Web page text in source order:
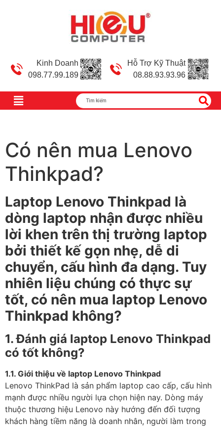
Kinh Doanh
098.77.99.189
Hỗ Trợ Kỹ Thuật
08.88.93.93.96
Có nên mua Lenovo
Thinkpad?
Laptop Lenovo Thinkpad là
dòng laptop nhận được nhiều
lời khen trên thị trường laptop
bởi thiết kế gọn nhẹ, dễ di
chuyển, cấu hình đa dạng. Tuy
nhiên liệu chúng có thực sự
tốt, có nên mua laptop Lenovo
Thinkpad không?
1. Đánh giá laptop Lenovo Thinkpad
có tốt không?
1.1. Giới thiệu về laptop Lenovo Thinkpad
Lenovo ThinkPad là sản phẩm laptop cao cấp, cấu hình
mạnh được nhiều người lựa chọn hiện nay. Dòng máy
thuộc thương hiệu Lenovo này hướng đến đối tượng
khách hàng tiềm năng là doanh nhân, người làm trong